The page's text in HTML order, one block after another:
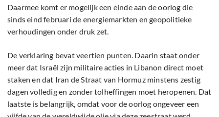
Daarmee komt er mogelijk een einde aan de oorlog die
sinds eind februari de energiemarkten en geopolitieke
verhoudingen onder druk zet.
De verklaring bevat veertien punten. Daarin staat onder
meer dat Israël zijn militaire acties in Libanon direct moet
staken en dat Iran de Straat van Hormuz minstens zestig
dagen volledig en zonder tolheffingen moet heropenen. Dat
laatste is belangrijk, omdat voor de oorlog ongeveer een